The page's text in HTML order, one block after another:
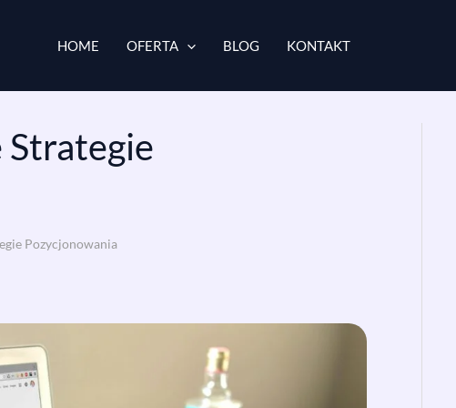
HOME OFERTA BLOG KONTAKT
Strategie
Pozycjonowania